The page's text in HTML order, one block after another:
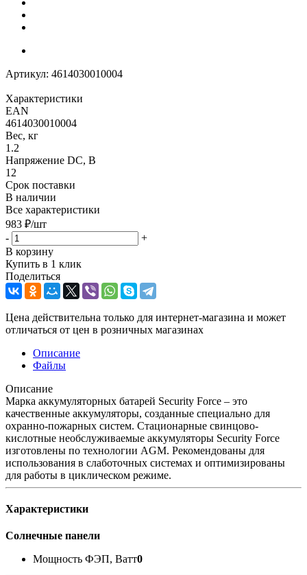
Артикул: 4614030010004
Характеристики
EAN
4614030010004
Вес, кг
1.2
Напряжение DC, В
12
Срок поставки
В наличии
Все характеристики
983 ₽/шт
-
+
В корзину
Купить в 1 клик
Поделиться
Цена действительна только для интернет-магазина и может
отличаться от цен в розничных магазинах
Описание
Файлы
Описание
Марка аккумуляторных батарей Security Force – это
качественные аккумуляторы, созданные специально для
охранно-пожарных систем. Стационарные свинцово-
кислотные необслуживаемые аккумуляторы Security Force
изготовлены по технологии AGM. Рекомендованы для
использования в слаботочных системах и оптимизированы
для работы в циклическом режиме.
Характеристики
Солнечные панели
Мощность ФЭП, Ватт0